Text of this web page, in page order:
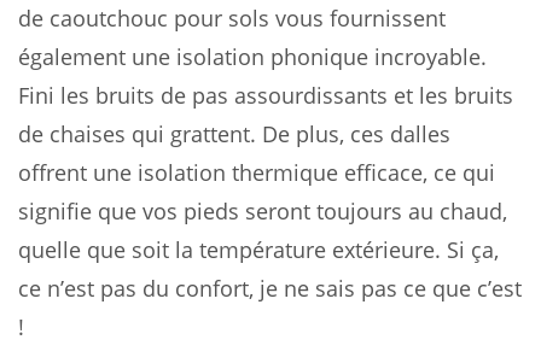
de caoutchouc pour sols vous fournissent
également une isolation phonique incroyable.
Fini les bruits de pas assourdissants et les bruits
de chaises qui grattent. De plus, ces dalles
offrent une isolation thermique efficace, ce qui
signifie que vos pieds seront toujours au chaud,
quelle que soit la température extérieure. Si ça,
ce n’est pas du confort, je ne sais pas ce que c’est
!